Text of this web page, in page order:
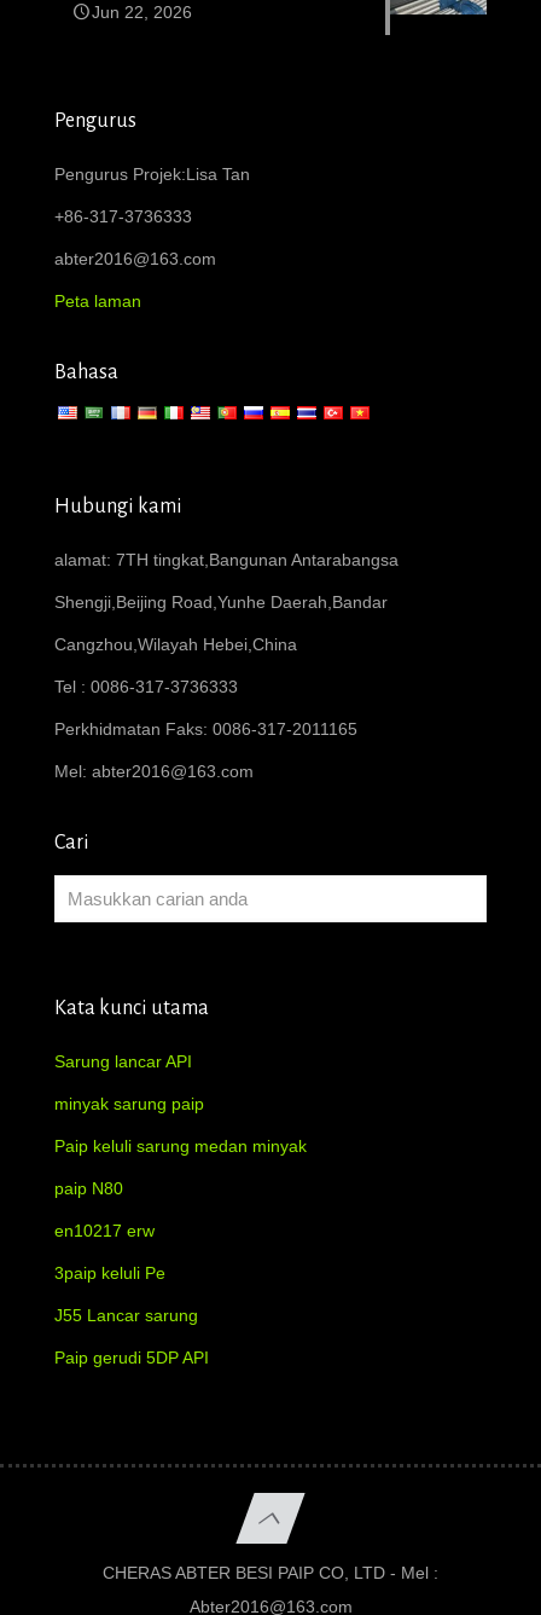
Jun 22, 2026
Pengurus
Pengurus Projek:Lisa Tan
+86-317-3736333
abter2016@163.com
Peta laman
Bahasa
Hubungi kami
alamat: 7TH tingkat,Bangunan Antarabangsa
Shengji,Beijing Road,Yunhe Daerah,Bandar
Cangzhou,Wilayah Hebei,China
Tel : 0086-317-3736333
Perkhidmatan Faks: 0086-317-2011165
Mel: abter2016@163.com
Cari
Kata kunci utama
Sarung lancar API
minyak sarung paip
Paip keluli sarung medan minyak
paip N80
en10217 erw
3paip keluli Pe
J55 Lancar sarung
Paip gerudi 5DP API
CHERAS ABTER BESI PAIP CO, LTD - Mel :
Abter2016@163.com